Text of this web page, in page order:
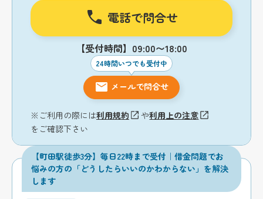
電話で問合せ
【受付時間】09:00〜18:00
24時間いつでも受付中
メールで問合せ
※ご利用の際には利用規約 や利用上の注意
をご確認下さい
【町田駅徒歩3分】毎日22時まで受付｜借金問題でお
悩みの方の「どうしたらいいのかわからない」を解決
します